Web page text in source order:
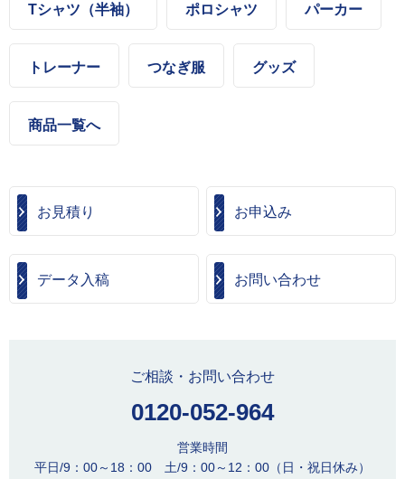
Tシャツ（半袖） ポロシャツ パーカー
トレーナー つなぎ服 グッズ
商品一覧へ
お見積り お申込み
データ入稿 お問い合わせ
ご相談・お問い合わせ
0120-052-964
営業時間
平日/9：00～18：00 土/9：00～12：00（日・祝日休み）